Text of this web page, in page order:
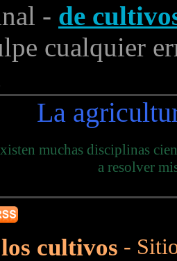
- de
cualquier
La
muchas disciplinas
a resolver
cultivos -